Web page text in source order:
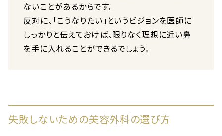
ないことがあるからです。
反対に、「こうなりたい」というビジョンを医師に
しっかりと伝えておけば、限りなく理想に近い鼻
を手に入れることができるでしょう。
失敗しないための美容外科の選び方